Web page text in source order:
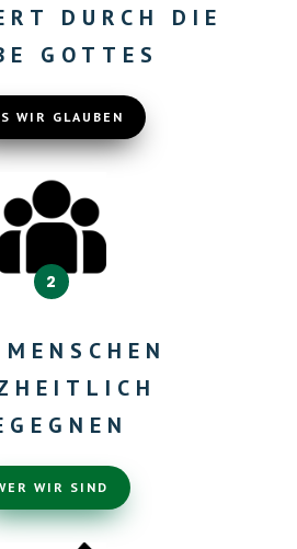
DURCH DIE
GOTTES
WIR GLAUBEN
2
WIR SIND